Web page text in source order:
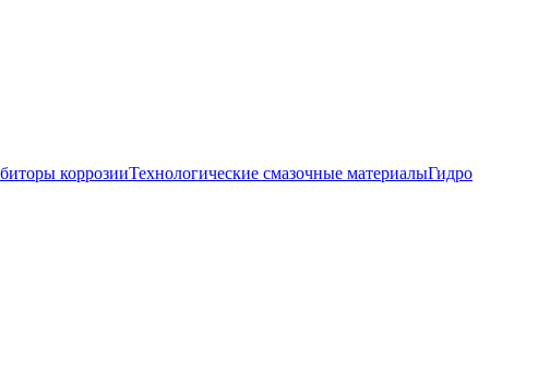
коррозииТехнологические смазочные материалыГидро